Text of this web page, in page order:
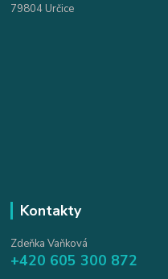
79804 Určice
Kontakty
Zdeňka Vaňková
+420 605 300 872